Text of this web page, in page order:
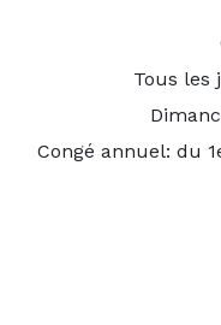
Tous les
Congé annuel: du